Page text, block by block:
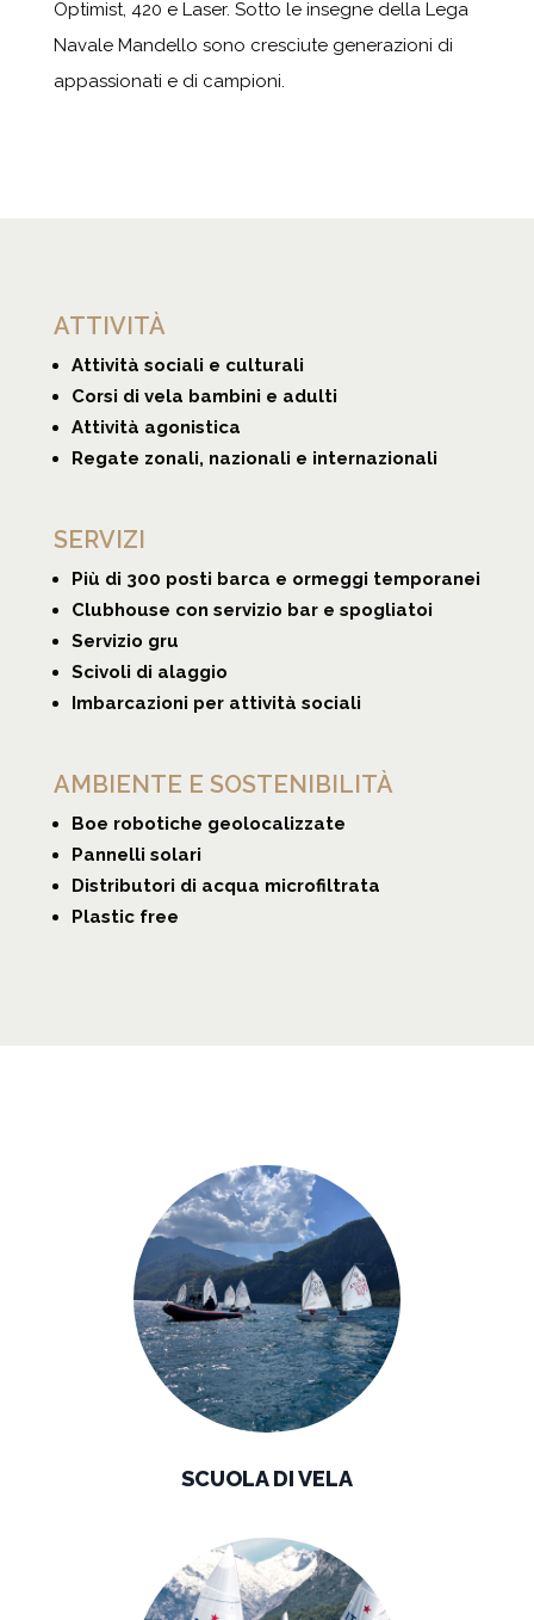
Optimist, 420 e Laser. Sotto le insegne della Lega
Navale Mandello sono cresciute generazioni di
appassionati e di campioni.
ATTIVITÀ
Attività sociali e culturali
Corsi di vela bambini e adulti
Attività agonistica
Regate zonali, nazionali e internazionali
SERVIZI
Più di 300 posti barca e ormeggi temporanei
Clubhouse con servizio bar e spogliatoi
Servizio gru
Scivoli di alaggio
Imbarcazioni per attività sociali
AMBIENTE E SOSTENIBILITÀ
Boe robotiche geolocalizzate
Pannelli solari
Distributori di acqua microfiltrata
Plastic free
SCUOLA DI VELA